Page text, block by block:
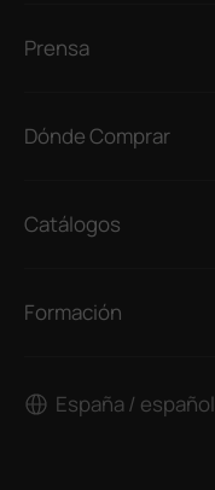
Prensa
Dónde Comprar
Catálogos
Formación
España / español